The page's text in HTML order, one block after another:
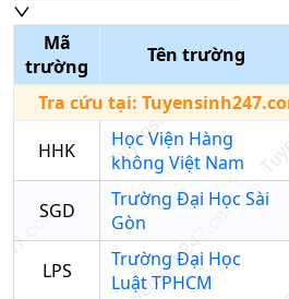
Mã
trường
Tên trường
Tra cứu tại:
HHK
Học Viện Hàng
không Việt Nam
SGD
Trường Đại Học Sài
Gòn
LPS
Trường Đại Học
Luật TPHCM